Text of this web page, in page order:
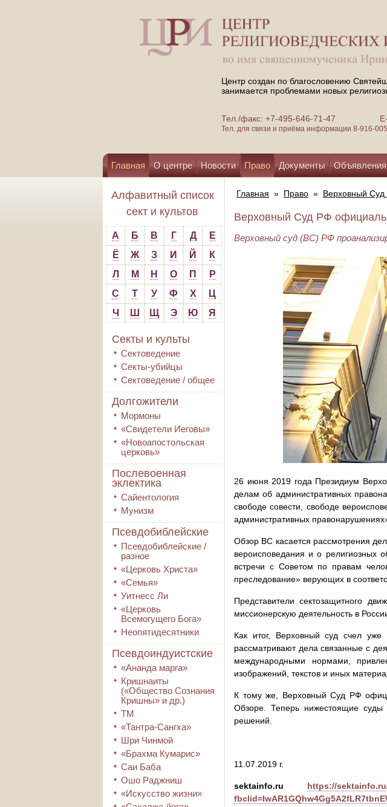
Центр создан по благословению
занимается проблемами новых
Тел./факс: +7-495-646-71-47
Тел. для связи и приёма информации 8-916-
Главная О центре Новости Право Документы Объявления
Помощь центру
Алфавитный список
сект и культов
А Б В Г Д
Е
Ё
Ж З И Й
К
Л
М Н О П
Р
С
Т У Ф Х
Ц
Ч
Ш Щ Э Ю Я
Секты и культы
Сектоведение
Секты-убийцы
Сектоведение / общее
Долгожители
Мормоны
«Свидетели Иеговы»
«Новоапостольская
церковь»
Послевоенная
эклектика
Сайентология
Мунизм
Псевдобиблейские
Псевдобиблейские /
разное
«Церковь Христа»
«Семья»
Уитнесс Ли
«Церковь
Всемогущего Бога»
Неопятидесятники
Псевдоиндуистские
«Ананда марга»
Кришнаиты
(«Общество Сознания
Кришны» и др.)
ТМ
«Тантра-Сангха»
Шри Чинмой
«Брахма Кумарис»
Саи Баба
Ошо Раджниш
«Искусство жизни»
Главная » Право » Верховный Суд
Верховный Суд РФ
Верховный суд (ВС) РФ
26 июня 2019 года Президиум
делам об административных
свободе совести, свободе
административных
Обзор ВС касается рассмотрения
вероисповедания и о религиозных
встречи с Советом по правам
преследование» верующих в
Представители сектозащитного
миссионерскую деятельность в
Как итог, Верховный суд счел уже
рассматривают дела связанные с
международными нормами,
изображений, текстов и иных
К тому же, Верховный Суд РФ
Обзоре. Теперь нижестоящие суды
решений.
11.07.2019 г.
sektainfo.ru
https://